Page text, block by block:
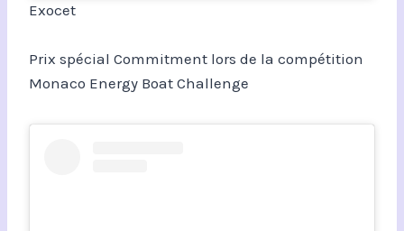
Exocet
Prix spécial Commitment lors de la compétition
Monaco Energy Boat Challenge